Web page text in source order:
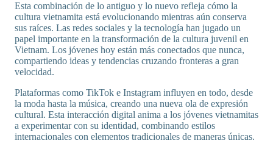
Esta combinación de lo antiguo y lo nuevo refleja cómo la
cultura vietnamita está evolucionando mientras aún conserva
sus raíces. Las redes sociales y la tecnología han jugado un
papel importante en la transformación de la cultura juvenil en
Vietnam. Los jóvenes hoy están más conectados que nunca,
compartiendo ideas y tendencias cruzando fronteras a gran
velocidad.
Plataformas como TikTok e Instagram influyen en todo, desde
la moda hasta la música, creando una nueva ola de expresión
cultural. Esta interacción digital anima a los jóvenes vietnamitas
a experimentar con su identidad, combinando estilos
internacionales con elementos tradicionales de maneras únicas.